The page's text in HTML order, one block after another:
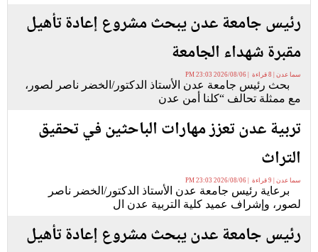
رئيس جامعة عدن يبحث مشروع إعادة تأهيل
مقبرة شهداء الجامعة
سما عدن | 8 قراءة | 2026/08/06 23:03 PM
بحث رئيس جامعة عدن الأستاذ الدكتور/الخضر ناصر لصور،
مع ممثلة تحالف “كلنا أمن عدن
تربية عدن تعزز مهارات الباحثين في تحقيق
التراث
سما عدن | 9 قراءة | 2026/08/06 23:03 PM
برعاية رئيس جامعة عدن الأستاذ الدكتور/الخضر ناصر
لصور، وإشراف عميد كلية التربية عدن ال
رئيس جامعة عدن يبحث مشروع إعادة تأهيل